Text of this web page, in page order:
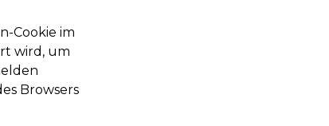
Cookie im
wird, um
Browsers